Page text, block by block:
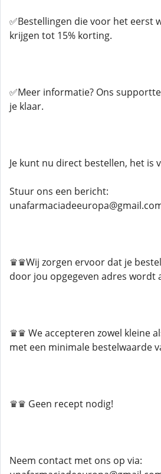
✅Bestellingen die voor het eerst
krijgen tot 15% korting.
✅Meer informatie? Ons
je klaar.
Je kunt nu direct bestellen, het is
Stuur ons een bericht:
♛♛Wij zorgen ervoor dat je
door jou opgegeven adres
♛♛ We accepteren zowel kleine
met een minimale bestelwaarde
♛♛ Geen recept nodig!
Neem contact met ons op via: